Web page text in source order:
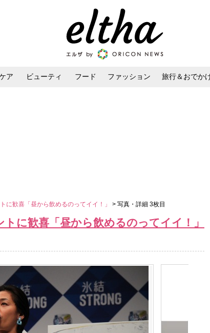
ア ビューティ フード ファッション 旅行＆おでか
に歓喜「昼から飲めるのってイイ！」 > 写真・詳細 3枚目
に歓喜「昼から飲めるのってイイ！」